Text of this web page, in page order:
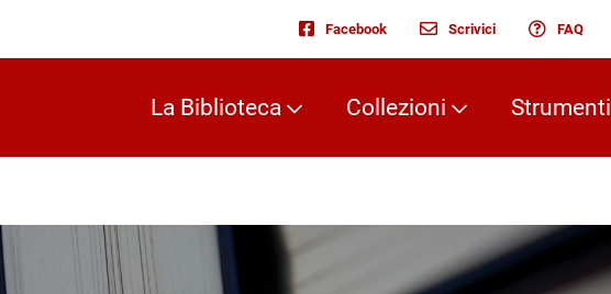
Facebook Scrivici FAQ
La Biblioteca Collezioni Strumenti